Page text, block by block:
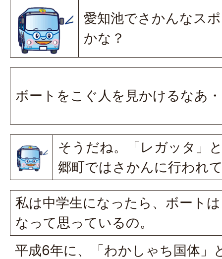
愛知池でさかんなス
かな？
ボートをこぐ人を見かけるなあ
そうだね。「レガッタ」
郷町ではさかんに行われ
私は中学生になったら、ボート
なって思っているの。
平成6年に、「わかしゃち国体」